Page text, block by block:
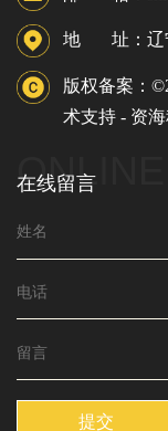
地 址：辽宁
版权备案：
术支持 - 资
ONLINE
在线留言
提交